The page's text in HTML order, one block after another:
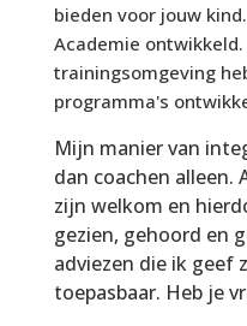
bieden voor jouw
Academie
trainingsomgeving
programma's
Mijn manier van
dan coachen alleen.
zijn welkom en
gezien, gehoord en
adviezen die ik geef
toepasbaar. Heb je